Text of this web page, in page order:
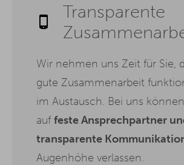
Transparente
Wir nehmen uns Zeit für Sie,
gute Zusammenarbeit
im Austausch. Bei uns
auffeste Ansprechpartner
transparente
Augenhöhe verlassen.